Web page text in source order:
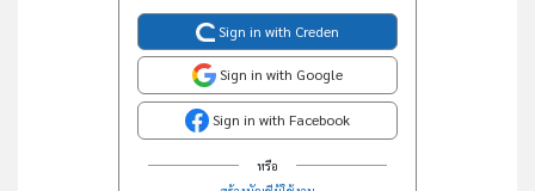
Sign in with Creden
Sign in with Google
Sign in with Facebook
หรือ